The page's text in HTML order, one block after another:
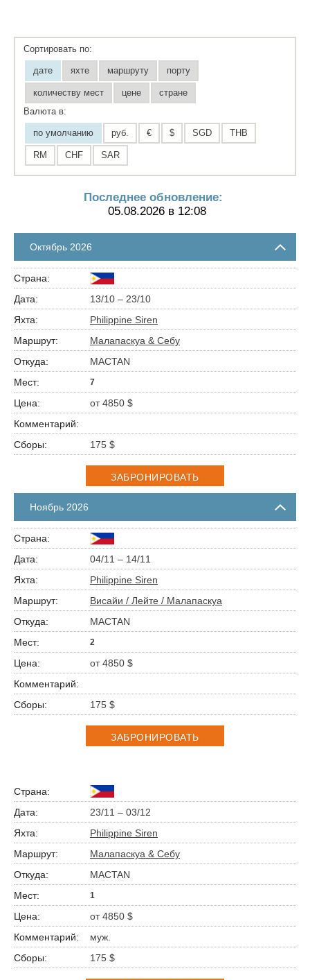
Сортировать по:
дате яхте маршруту порту
количеству мест цене
стране
Валюта в:
по умолчанию руб. € $ SGD THB
RM CHF SAR
Последнее обновление:
05.08.2026 в 12:08
Октябрь 2026
13/10 – 23/10
Philippine Siren
Малапаскуа & Себу
MACTAN
7
от 4850 $
175 $
ЗАБРОНИРОВАТЬ
Ноябрь 2026
04/11 – 14/11
Philippine Siren
Висайи / Лейте / Малапаскуа
MACTAN
2
от 4850 $
175 $
ЗАБРОНИРОВАТЬ
23/11 – 03/12
Philippine Siren
Малапаскуа & Себу
MACTAN
1
от 4850 $
муж.
175 $